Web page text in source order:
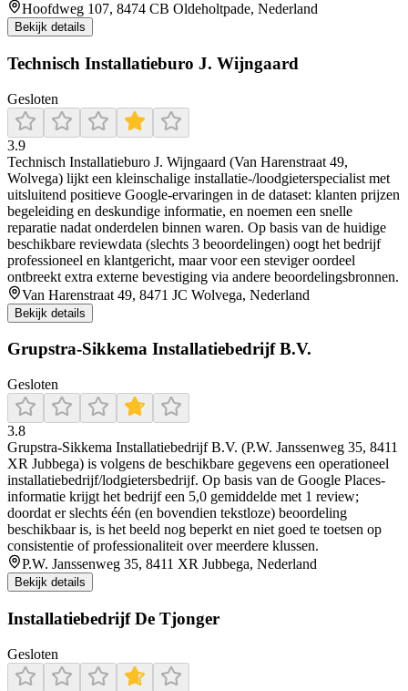
Hoofdweg 107, 8474 CB Oldeholtpade, Nederland
Bekijk details
Technisch Installatieburo J. Wijngaard
Gesloten
3.9
Technisch Installatieburo J. Wijngaard (Van Harenstraat 49,
Wolvega) lijkt een kleinschalige installatie-/loodgieterspecialist met
uitsluitend positieve Google-ervaringen in de dataset: klanten prijzen
begeleiding en deskundige informatie, en noemen een snelle
reparatie nadat onderdelen binnen waren. Op basis van de huidige
beschikbare reviewdata (slechts 3 beoordelingen) oogt het bedrijf
professioneel en klantgericht, maar voor een steviger oordeel
ontbreekt extra externe bevestiging via andere beoordelingsbronnen.
Van Harenstraat 49, 8471 JC Wolvega, Nederland
Bekijk details
Grupstra-Sikkema Installatiebedrijf B.V.
Gesloten
3.8
Grupstra-Sikkema Installatiebedrijf B.V. (P.W. Janssenweg 35, 8411
XR Jubbega) is volgens de beschikbare gegevens een operationeel
installatiebedrijf/lodgietersbedrijf. Op basis van de Google Places-
informatie krijgt het bedrijf een 5,0 gemiddelde met 1 review;
doordat er slechts één (en bovendien tekstloze) beoordeling
beschikbaar is, is het beeld nog beperkt en niet goed te toetsen op
consistentie of professionaliteit over meerdere klussen.
P.W. Janssenweg 35, 8411 XR Jubbega, Nederland
Bekijk details
Installatiebedrijf De Tjonger
Gesloten